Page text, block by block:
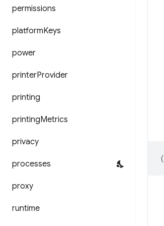
permissions
platformKeys
power
printerProvider
printing
printingMetrics
privacy
processes
proxy
runtime
(